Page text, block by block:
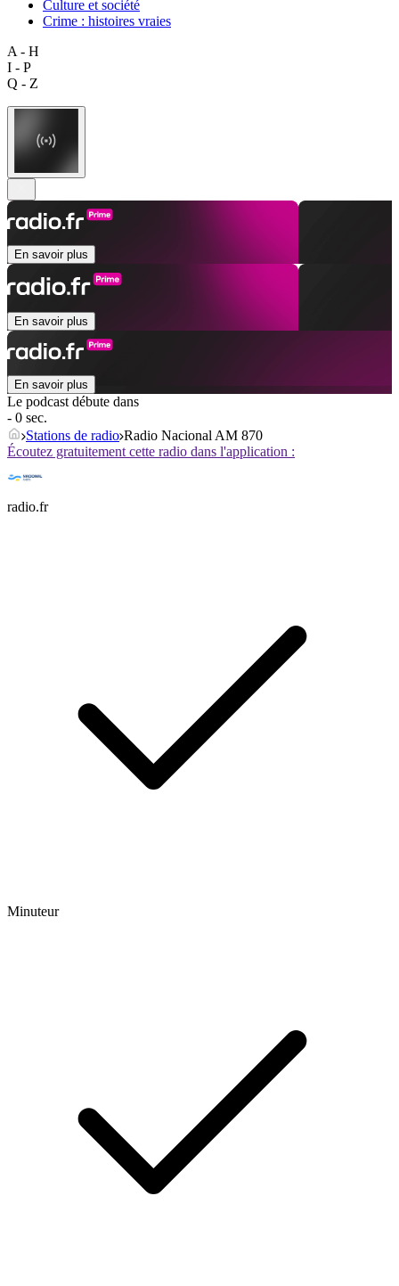
Culture et société
Crime : histoires vraies
A - H
I - P
Q - Z
En savoir plus
En savoir plus
En savoir plus
Le podcast débute dans
- 0 sec.
Stations de radio Radio Nacional AM 870
Écoutez gratuitement cette radio dans l'application :
radio.fr
Minuteur